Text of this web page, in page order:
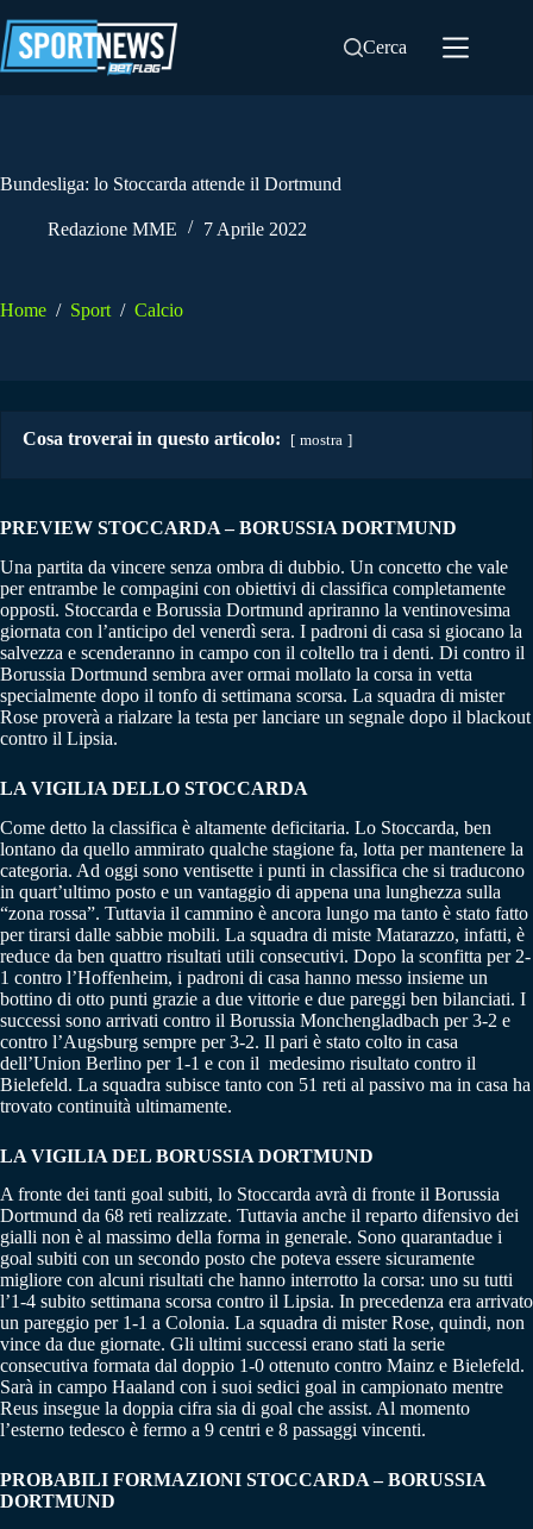
al
contenuto
Cerca
Bundesliga: lo Stoccarda attende il Dortmund
Redazione MME 7 Aprile 2022
Home / Sport / Calcio
Cosa troverai in questo articolo: mostra
PREVIEW STOCCARDA – BORUSSIA DORTMUND
Una partita da vincere senza ombra di dubbio. Un concetto che vale
per entrambe le compagini con obiettivi di classifica completamente
opposti. Stoccarda e Borussia Dortmund apriranno la ventinovesima
giornata con l’anticipo del venerdì sera. I padroni di casa si giocano la
salvezza e scenderanno in campo con il coltello tra i denti. Di contro il
Borussia Dortmund sembra aver ormai mollato la corsa in vetta
specialmente dopo il tonfo di settimana scorsa. La squadra di mister
Rose proverà a rialzare la testa per lanciare un segnale dopo il blackout
contro il Lipsia.
LA VIGILIA DELLO STOCCARDA
Come detto la classifica è altamente deficitaria. Lo Stoccarda, ben
lontano da quello ammirato qualche stagione fa, lotta per mantenere la
categoria. Ad oggi sono ventisette i punti in classifica che si traducono
in quart’ultimo posto e un vantaggio di appena una lunghezza sulla
“zona rossa”. Tuttavia il cammino è ancora lungo ma tanto è stato fatto
per tirarsi dalle sabbie mobili. La squadra di miste Matarazzo, infatti, è
reduce da ben quattro risultati utili consecutivi. Dopo la sconfitta per 2-
1 contro l’Hoffenheim, i padroni di casa hanno messo insieme un
bottino di otto punti grazie a due vittorie e due pareggi ben bilanciati. I
successi sono arrivati contro il Borussia Monchengladbach per 3-2 e
contro l’Augsburg sempre per 3-2. Il pari è stato colto in casa
dell’Union Berlino per 1-1 e con il medesimo risultato contro il
Bielefeld. La squadra subisce tanto con 51 reti al passivo ma in casa ha
trovato continuità ultimamente.
LA VIGILIA DEL BORUSSIA DORTMUND
A fronte dei tanti goal subiti, lo Stoccarda avrà di fronte il Borussia
Dortmund da 68 reti realizzate. Tuttavia anche il reparto difensivo dei
gialli non è al massimo della forma in generale. Sono quarantadue i
goal subiti con un secondo posto che poteva essere sicuramente
migliore con alcuni risultati che hanno interrotto la corsa: uno su tutti
l’1-4 subito settimana scorsa contro il Lipsia. In precedenza era arrivato
un pareggio per 1-1 a Colonia. La squadra di mister Rose, quindi, non
vince da due giornate. Gli ultimi successi erano stati la serie
consecutiva formata dal doppio 1-0 ottenuto contro Mainz e Bielefeld.
Sarà in campo Haaland con i suoi sedici goal in campionato mentre
Reus insegue la doppia cifra sia di goal che assist. Al momento
l’esterno tedesco è fermo a 9 centri e 8 passaggi vincenti.
PROBABILI FORMAZIONI STOCCARDA – BORUSSIA
DORTMUND